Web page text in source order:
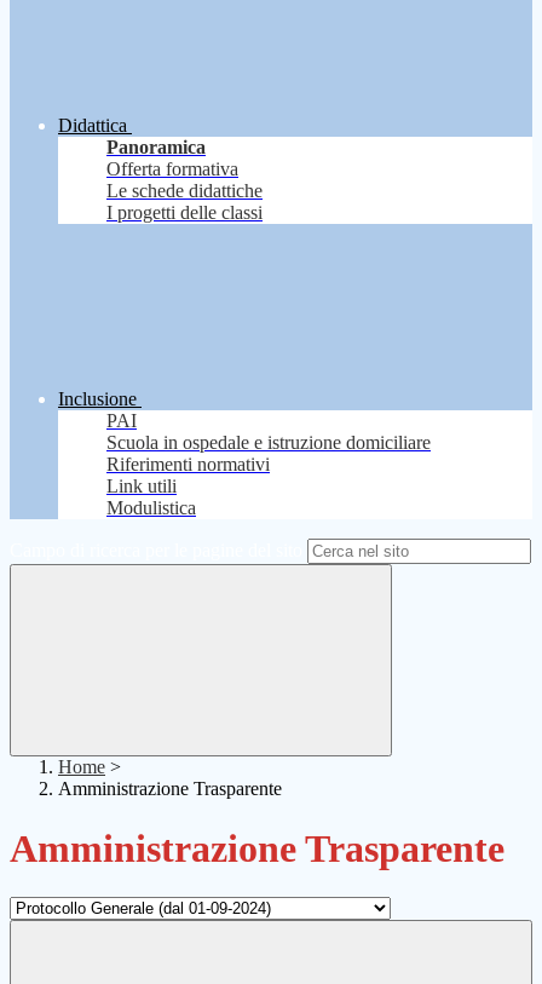
Didattica
Panoramica
Offerta formativa
Le schede didattiche
I progetti delle classi
Inclusione
PAI
Scuola in ospedale e istruzione domiciliare
Riferimenti normativi
Link utili
Modulistica
Home >
Amministrazione Trasparente
Amministrazione Trasparente